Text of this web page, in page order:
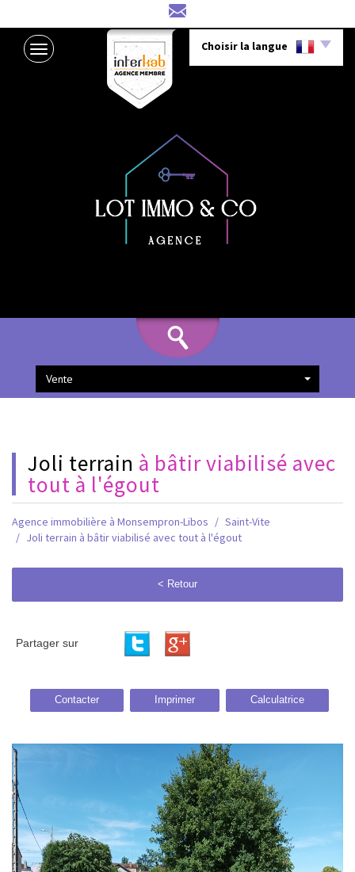
Choisir la langue
Vente
joli terrain à bâtir viabilisé avec
tout à l'égout
Agence immobilière à Monsempron-Libos
Saint-Vite
Joli terrain à bâtir viabilisé avec tout à l'égout
< Retour
Partager sur
Contacter Imprimer Calculatrice